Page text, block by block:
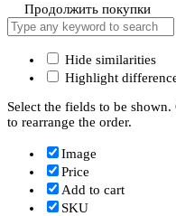
Продолжить покупки
Hide similarities
Highlight
Select the fields to be
to rearrange the order.
Image
Price
Add to cart
SKU